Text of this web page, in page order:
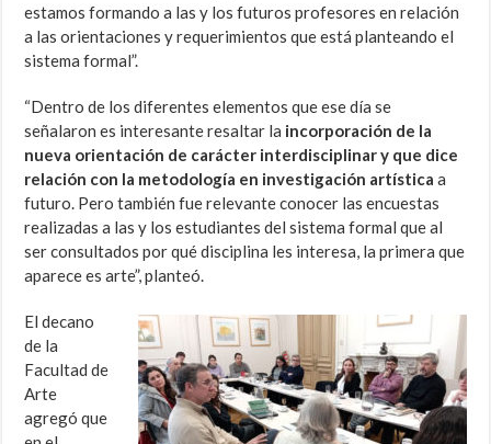
estamos formando a las y los futuros profesores en relación
a las orientaciones y requerimientos que está planteando el
sistema formal”.
“Dentro de los diferentes elementos que ese día se
señalaron es interesante resaltar la incorporación de la
nueva orientación de carácter interdisciplinar y que dice
relación con la metodología en investigación artística a
futuro. Pero también fue relevante conocer las encuestas
realizadas a las y los estudiantes del sistema formal que al
ser consultados por qué disciplina les interesa, la primera que
aparece es arte”, planteó.
El decano
de la
Facultad de
Arte
agregó que